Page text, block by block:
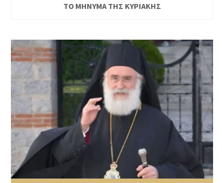
ΤΟ ΜΗΝΥΜΑ ΤΗΣ ΚΥΡΙΑΚΗΣ